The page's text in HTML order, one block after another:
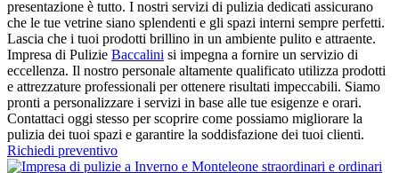
presentazione è tutto. I nostri servizi di pulizia dedicati assicurano
che le tue vetrine siano splendenti e gli spazi interni sempre perfetti.
Lascia che i tuoi prodotti brillino in un ambiente pulito e attraente.
Impresa di Pulizie Baccalini si impegna a fornire un servizio di
eccellenza. Il nostro personale altamente qualificato utilizza prodotti
e attrezzature professionali per ottenere risultati impeccabili. Siamo
pronti a personalizzare i servizi in base alle tue esigenze e orari.
Contattaci oggi stesso per scoprire come possiamo migliorare la
pulizia dei tuoi spazi e garantire la soddisfazione dei tuoi clienti.
Richiedi preventivo